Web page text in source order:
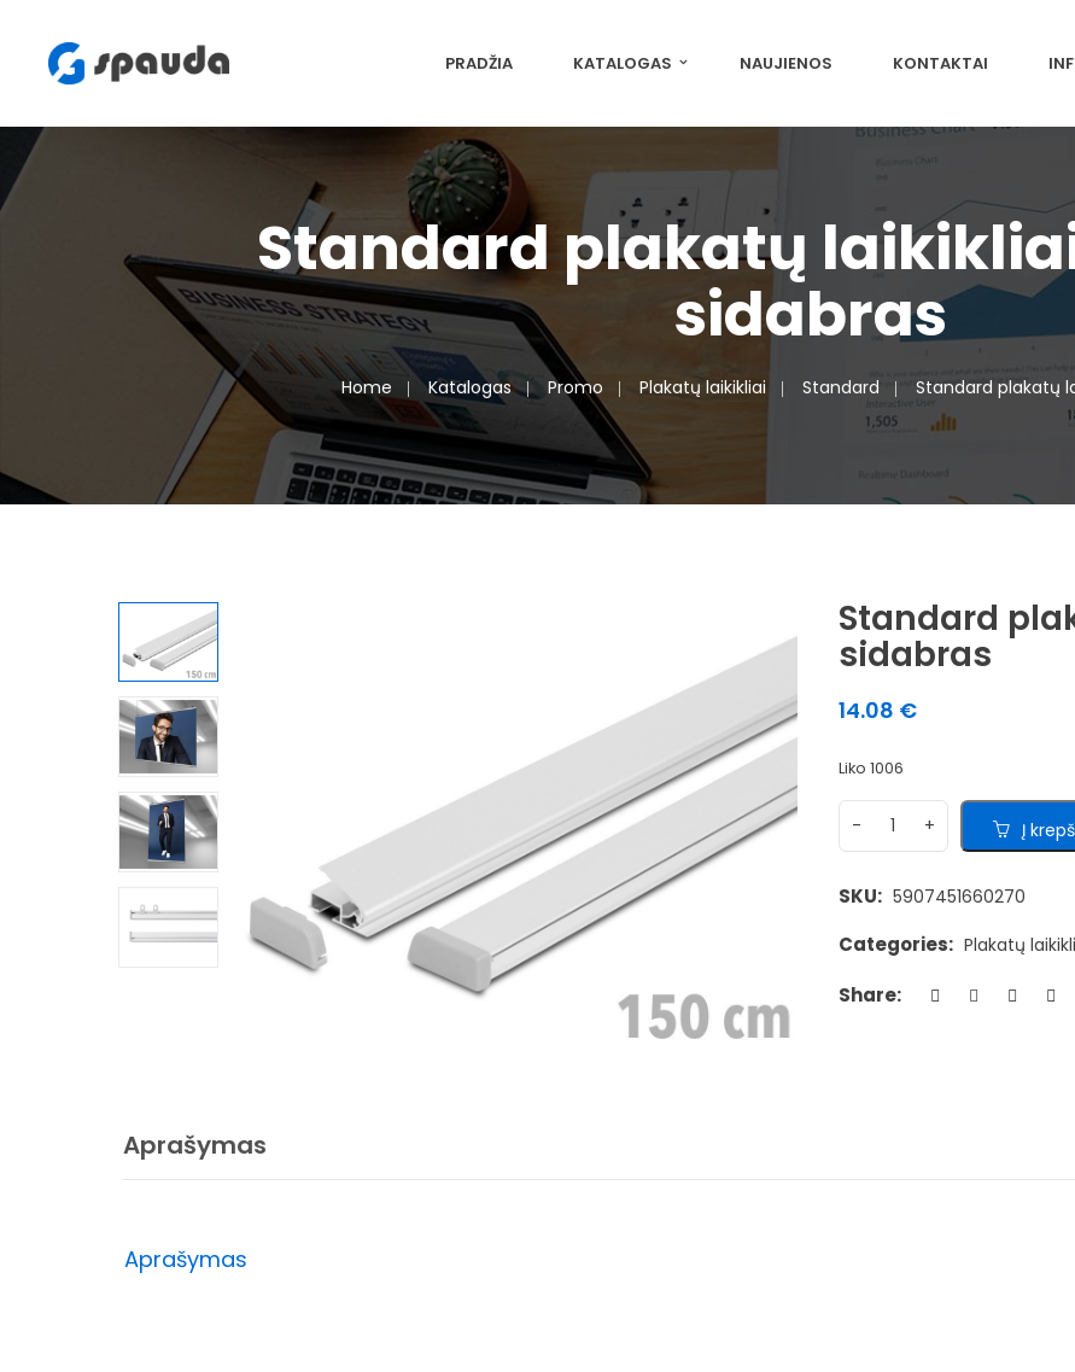
PRADŽIA KATALOGAS NAUJIENOS KONTAKTAI
Standard plakatų laikikliai
sidabras
Home Katalogas Promo Plakatų laikikliai Standard Standard plakatų
Standard
sidabras
14.08 €
Liko 1006
Į
SKU: 5907451660270
Categories: Plakatų
Share:
Aprašymas
Aprašymas